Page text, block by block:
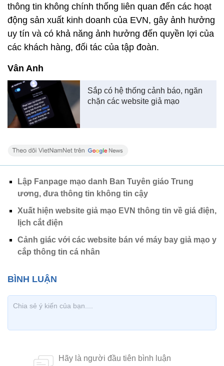
thông tin không chính thống liên quan đến các hoạt
động sản xuất kinh doanh của EVN, gây ảnh hưởng
uy tín và có khả năng ảnh hưởng đến quyền lợi của
các khách hàng, đối tác của tập đoàn.
Vân Anh
Sắp có hệ thống cảnh báo, ngăn
chặn các website giả mạo
Lập Fanpage mạo danh Ban Tuyên giáo Trung
ương, đưa thông tin không tin cậy
Xuất hiện website giả mạo EVN thông tin về giá điện,
lịch cắt điện
Cảnh giác với các website bán vé máy bay giả mạo y
cắp thông tin cá nhân